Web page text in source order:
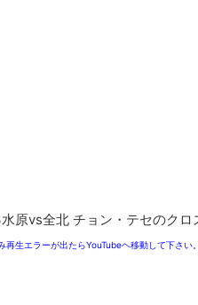
原vs全北 チョン・テセのクロ
再生エラーが出たらYouTubeヘ移動して下さい。